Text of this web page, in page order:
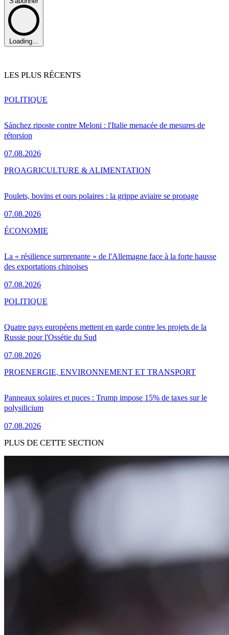
Loading...
LES PLUS RÉCENTS
Sánchez riposte contre Meloni : l'Italie menacée de mesures de
rétorsion
07.08.2026
POLITIQUE
Poulets, bovins et ours polaires : la grippe aviaire se propage
07.08.2026
PROAGRICULTURE & ALIMENTATION
La « résilience surprenante » de l'Allemagne face à la forte hausse
des exportations chinoises
07.08.2026
ÉCONOMIE
Quatre pays européens mettent en garde contre les projets de la
Russie pour l'Ossétie du Sud
07.08.2026
POLITIQUE
Panneaux solaires et puces : Trump impose 15% de taxes sur le
polysilicium
07.08.2026
PROENERGIE, ENVIRONNEMENT ET TRANSPORT
PLUS DE CETTE SECTION